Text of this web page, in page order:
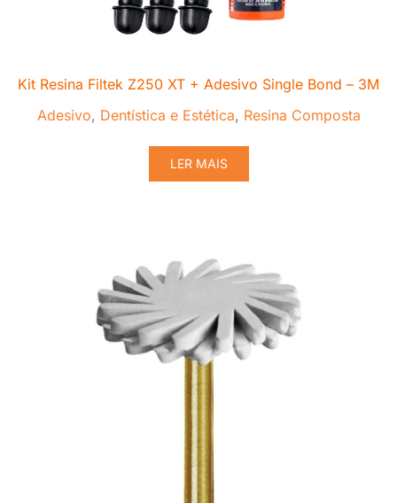
Kit Resina Filtek Z250 XT + Adesivo Single Bond – 3M
Adesivo, Dentística e Estética, Resina Composta
LER MAIS